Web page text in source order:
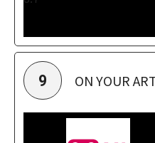
9 ON YOUR